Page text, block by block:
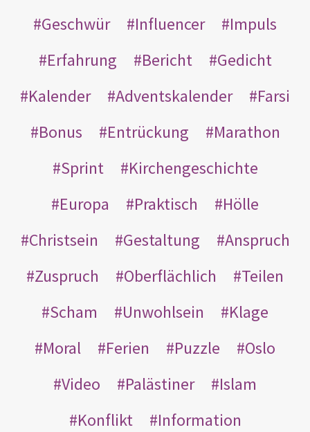
Geschwür
Influencer
Impuls
Erfahrung
Bericht
Gedicht
Kalender
Adventskalender
Farsi
Bonus
Entrückung
Marathon
Sprint
Kirchengeschichte
Europa
Praktisch
Hölle
Christsein
Gestaltung
Anspruch
Zuspruch
Oberflächlich
Teilen
Scham
Unwohlsein
Klage
Moral
Ferien Puzzle
Oslo
Video
Palästiner
Islam
Konflikt
Information